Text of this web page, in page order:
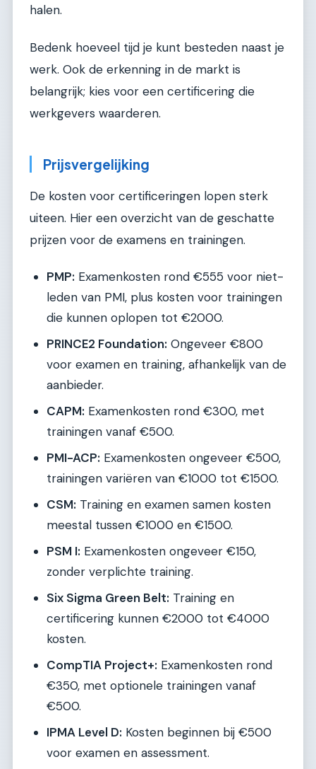
halen.
Bedenk hoeveel tijd je kunt besteden naast je
werk. Ook de erkenning in de markt is
belangrijk; kies voor een certificering die
werkgevers waarderen.
Prijsvergelijking
De kosten voor certificeringen lopen sterk
uiteen. Hier een overzicht van de geschatte
prijzen voor de examens en trainingen.
PMP: Examenkosten rond €555 voor niet-
leden van PMI, plus kosten voor trainingen
die kunnen oplopen tot €2000.
PRINCE2 Foundation: Ongeveer €800
voor examen en training, afhankelijk van de
aanbieder.
CAPM: Examenkosten rond €300, met
trainingen vanaf €500.
PMI-ACP: Examenkosten ongeveer €500,
trainingen variëren van €1000 tot €1500.
CSM: Training en examen samen kosten
meestal tussen €1000 en €1500.
PSM I: Examenkosten ongeveer €150,
zonder verplichte training.
Six Sigma Green Belt: Training en
certificering kunnen €2000 tot €4000
kosten.
CompTIA Project+: Examenkosten rond
€350, met optionele trainingen vanaf
€500.
IPMA Level D: Kosten beginnen bij €500
voor examen en assessment.